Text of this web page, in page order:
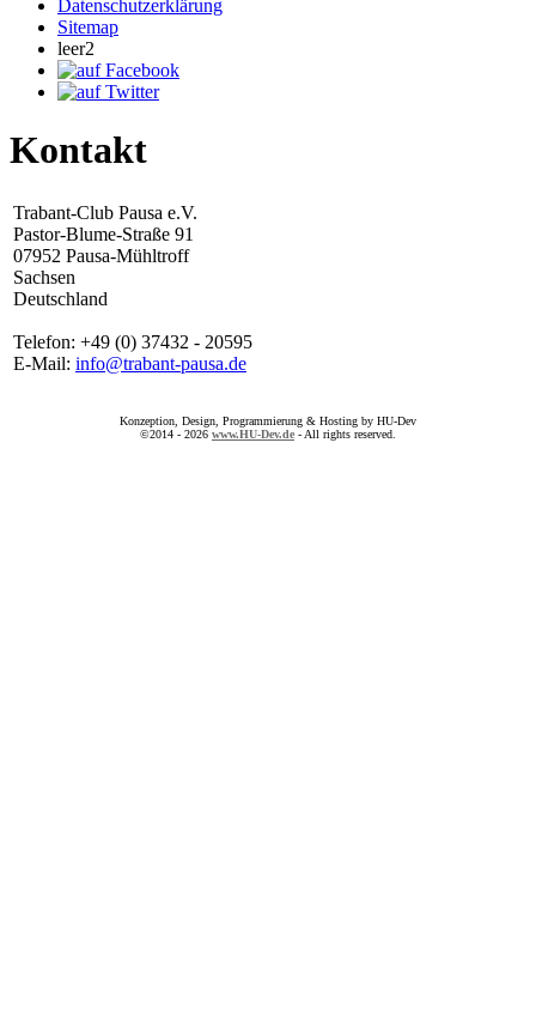
Datenschutzerklärung
Sitemap
leer2
Kontakt
Trabant-Club Pausa e.V.
Pastor-Blume-Straße 91
07952 Pausa-Mühltroff
Sachsen
Deutschland
Telefon: +49 (0) 37432 - 20595
E-Mail: info@trabant-pausa.de
Konzeption, Design, Programmierung & Hosting by HU-Dev
©2014 - 2026 www.HU-Dev.de - All rights reserved.